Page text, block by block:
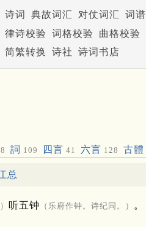
诗词 典故词汇 对仗词汇 词谱
律诗校验 词格校验 曲格校验
简繁转换 诗社 诗词书店
詞 109 四言 41 六言 128 古體
总
听五钟 （乐府作钟。诗纪同。）
。